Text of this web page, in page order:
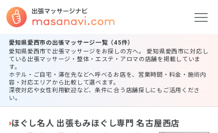
愛知県愛西市の出張マッサージ一覧（45件）
愛知県愛西市で出張マッサージをお探しの方へ。 愛知県愛西市に対応し
ている出張マッサージ・整体・エステ・アロマの店舗を掲載していま
す。
ホテル・ご自宅・滞在先などへ呼べるお店を、営業時間・料金・施術内
容・対応エリアから比較して選べます。
深夜対応や女性利用歓迎など、条件に合う店舗探しにもご活用くださ
い。
ほぐし名人 出張もみほぐし専門 名古屋西店